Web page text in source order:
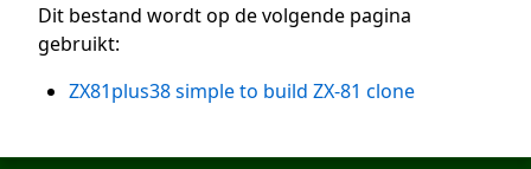
Dit bestand wordt op de volgende pagina
gebruikt:
ZX81plus38 simple to build ZX-81 clone